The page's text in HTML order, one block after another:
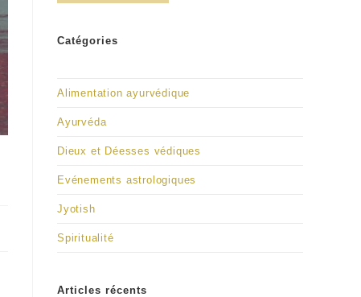
Catégories
Alimentation ayurvédique
Ayurvéda
Dieux et Déesses védiques
Evénements astrologiques
Jyotish
Spiritualité
Articles récents